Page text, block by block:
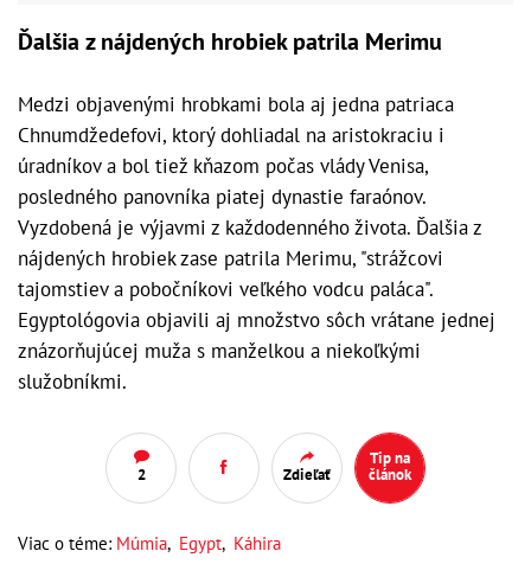
Ďalšia z nájdených hrobiek patrila Merimu
Medzi objavenými hrobkami bola aj jedna patriaca
Chnumdžedefovi, ktorý dohliadal na aristokraciu i
úradníkov a bol tiež kňazom počas vlády Venisa,
posledného panovníka piatej dynastie faraónov.
Vyzdobená je výjavmi z každodenného života. Ďalšia z
nájdených hrobiek zase patrila Merimu, "strážcovi
tajomstiev a pobočníkovi veľkého vodcu paláca".
Egyptológovia objavili aj množstvo sôch vrátane jednej
znázorňujúcej muža s manželkou a niekoľkými
služobníkmi.
2 Zdieľať
Tip na
článok
Viac o téme: Múmia, Egypt, Káhira